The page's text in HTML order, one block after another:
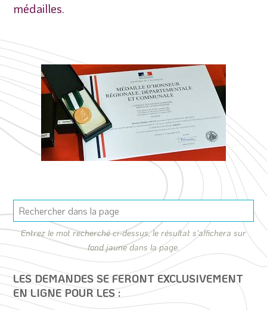
médailles.
Entrez le mot recherché ci-dessus, le résultat s'affichera sur
fond jaune dans la page.
LES DEMANDES SE FERONT EXCLUSIVEMENT
EN LIGNE POUR LES :